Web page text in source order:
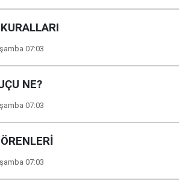
07:03
NE?
07:03
07:03